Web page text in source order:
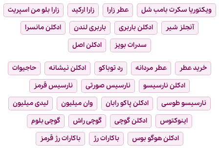
ویکتوریا سکرت بامب شل
عطر زارا زارا ارکید
زارا بلو من اسپریت
آنجلز شیر
ادکلن باربری باربری لندن
ادکلن مانسرا
سدرات بویز
ادکلن اصل
خرید عطر عطر مردانه رد توباکو ادکلن نیشانه
حاجیوات
ادکلن نارسیسو
نارسیس صورتی
نارسیس قرمز
نارسیسو طوسی
ادکلن پاکو رابان وان میلیون
لیدی میلیون
اینوکتوس
ادکلن گوچی گوچی راش
گوچی بلوم
ادکلن هوگو بوس
باکارات رژ
باکارات رژ قرمز